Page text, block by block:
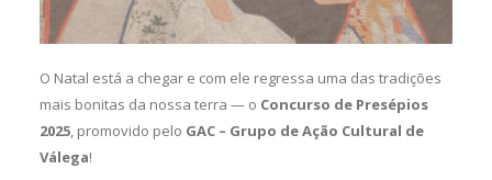
O Natal está a chegar e com ele regressa uma das tradições
mais bonitas da nossa terra — o Concurso de Presépios
2025, promovido pelo GAC – Grupo de Ação Cultural de
Válega!